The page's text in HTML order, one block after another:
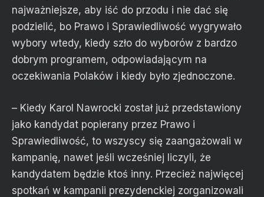
najważniejsze, aby iść do przodu i nie dać się
podzielić, bo Prawo i Sprawiedliwość wygrywało
wybory wtedy, kiedy szło do wyborów z bardzo
dobrym programem, odpowiadającym na
oczekiwania Polaków i kiedy było zjednoczone.
– Kiedy Karol Nawrocki został już przedstawiony
jako kandydat popierany przez Prawo i
Sprawiedliwość, to wszyscy się zaangażowali w
kampanię, nawet jeśli wcześniej liczyli, że
kandydatem będzie ktoś inny. Przecież najwięcej
spotkań w kampanii prezydenckiej zorganizowali